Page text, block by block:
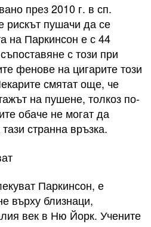
през 2010 г. в сп.
рискът пушачи да се
на Паркинсон е с 44
с този при
фенове на цигарите този
смятат още, че
на пушене, толкоз по-
обаче не могат да
странна връзка.
Паркинсон, е
върху близнаци,
век в Ню Йорк. Учените